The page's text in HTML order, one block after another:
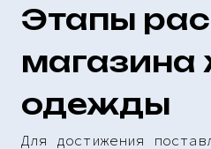
Этапы
магазина
одежды
Для достижения